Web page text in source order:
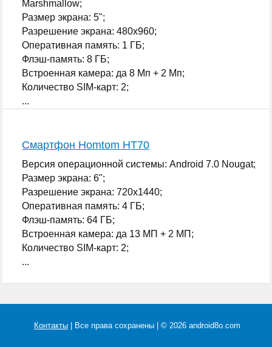
Marshmallow;
Размер экрана: 5";
Разрешение экрана: 480x960;
Оперативная память: 1 ГБ;
Флэш-память: 8 ГБ;
Встроенная камера: да 8 Мп + 2 Мп;
Количество SIM-карт: 2;
...
Смартфон Homtom HT70
Версия операционной системы: Android 7.0 Nougat;
Размер экрана: 6";
Разрешение экрана: 720x1440;
Оперативная память: 4 ГБ;
Флэш-память: 64 ГБ;
Встроенная камера: да 13 МП + 2 МП;
Количество SIM-карт: 2;
...
Контакты | Все права сохранены | © 2026 android8o.com